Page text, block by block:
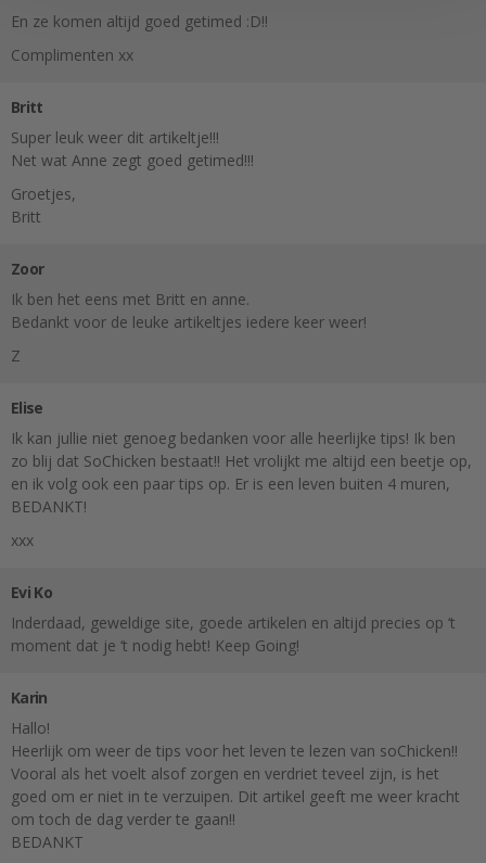
En ze komen altijd goed getimed :D!!
Complimenten xx
Britt
Super leuk weer dit artikeltje!!!
Net wat Anne zegt goed getimed!!!
Groetjes,
Britt
Zoor
Ik ben het eens met Britt en anne.
Bedankt voor de leuke artikeltjes iedere keer weer!
Z
Elise
Ik kan jullie niet genoeg bedanken voor alle heerlijke tips! Ik ben
zo blij dat SoChicken bestaat!! Het vrolijkt me altijd een beetje op,
en ik volg ook een paar tips op. Er is een leven buiten 4 muren,
BEDANKT!
xxx
Evi Ko
Inderdaad, geweldige site, goede artikelen en altijd precies op ‘t
moment dat je ‘t nodig hebt! Keep Going!
Karin
Hallo!
Heerlijk om weer de tips voor het leven te lezen van soChicken!!
Vooral als het voelt alsof zorgen en verdriet teveel zijn, is het
goed om er niet in te verzuipen. Dit artikel geeft me weer kracht
om toch de dag verder te gaan!!
BEDANKT